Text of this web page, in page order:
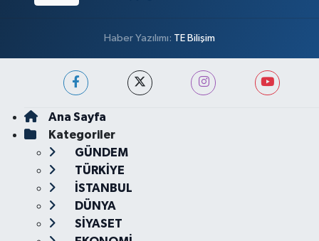
Haber Yazılımı: TE Bilişim
Ana Sayfa
Kategoriler
GÜNDEM
TÜRKİYE
İSTANBUL
DÜNYA
SİYASET